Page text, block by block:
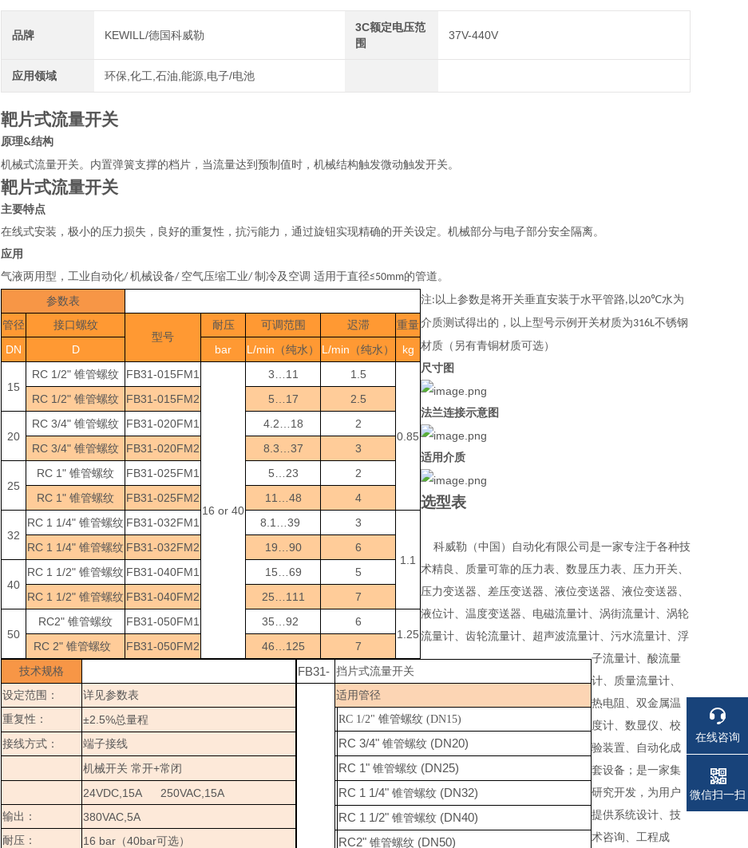
品牌 KEWILL/德国科威勒
3C额定电压范
围
37V-440V
应用领域 环保,化工,石油,能源,电子/电池
靶片式流量开关
原理&结构
机械式流量开关。内置弹簧支撑的档片，当流量达到预制值时，机械结构触发微动触发开关。
靶片式流量开关
主要特点
在线式安装，极小的压力损失，良好的重复性，抗污能力，通过旋钮实现精确的开关设定。机械部分与电子部分安全隔离。
应用
气液两用型，工业自动化/ 机械设备/ 空气压缩工业/ 制冷及空调 适用于直径≤50mm的管道。
参数表
管径
接口螺纹
型号
耐压 可调范围 迟滞 重量
DN D bar L/min （纯水） L/min （纯水） kg
15
RC 1/2" 锥管螺纹 FB31-015FM1
16 or 40
3…11 1.5
0.85
RC 1/2" 锥管螺纹 FB31-015FM2 5…17 2.5
20
RC 3/4" 锥管螺纹 FB31-020FM1 4.2…18
2
RC 3/4" 锥管螺纹 FB31-020FM2 8.3…37 3
25
RC 1" 锥管螺纹 FB31-025FM1 5…23
2
RC 1" 锥管螺纹 FB31-025FM2 11…48 4
32
RC 1 1/4" 锥管螺纹 FB31-032FM1 8.1…39 3
1.1
RC 1 1/4" 锥管螺纹 FB31-032FM2 19…90 6
40
RC 1 1/2" 锥管螺纹 FB31-040FM1 15…69
5
RC 1 1/2" 锥管螺纹 FB31-040FM2 25…111 7
50
RC2" 锥管螺纹 FB31-050FM1 35…92
6
1.25
RC 2" 锥管螺纹 FB31-050FM2 46…125 7
注: 以上参数是将开关垂直安装于水平管路, 以20℃水为
介质测试得出的，以上型号示例开关材质为316L不锈钢
材质（另有青铜材质可选）
技术规格
设定范围：
详见参数表
重复性：
±2.5%总量程
接线方式：
端子接线
机械开关 常开+常闭
24VDC,15A 250VAC,15A
输出： 380VAC,5A
耐压： 16 bar （40bar可选）
尺寸图
法兰连接示意图
适用介质
选型表
FB31- 挡片式流量开关
适用管径
RC 1/2" 锥管螺纹 (DN15)
RC 3/4" 锥管螺纹 (DN20)
RC 1" 锥管螺纹 (DN25)
RC 1 1/4" 锥管螺纹 (DN32)
RC 1 1/2" 锥管螺纹 (DN40)
RC2" 锥管螺纹 (DN50)
科威勒（中国）自动化有限公司是一家专注于各种技
术精良、质量可靠的压力表、数显压力表、压力开关、
压力变送器、差压变送器、液位变送器、液位变送器、
液位计、温度变送器、电磁流量计、涡街流量计、涡轮
流量计、齿轮流量计、超声波流量计、污水流量计、浮
子流量计、酸流量
计、质量流量计、
热电阻、双金属温
度计、数显仪、校
验装置、自动化成
套设备；是一家集
研究开发，为用户
提供系统设计、技
术咨询、工程成
在线咨询
微信扫一扫